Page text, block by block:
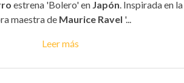
estrena 'Bolero' en Japón. Inspirada en la
maestra de Maurice Ravel '...
Leer más